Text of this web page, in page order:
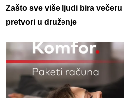
Zašto sve više ljudi bira
pretvori u druženje